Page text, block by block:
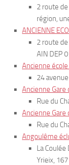
2 route
région,
ANCIENNE
2 route de
AIN DEP
Ancienne
24
Ancienne Gare
Rue du
Ancienne Gare
Rue du
Angoulême
La
Yrieix,